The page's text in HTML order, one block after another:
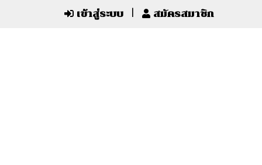
เข้าสู่ระบบ สมัครสมาชิก